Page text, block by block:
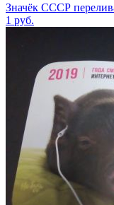
Значёк СССР
1 руб.